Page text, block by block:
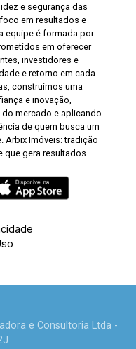
e segurança das
em resultados e
equipe é formada por
em oferecer
investidores e
e retorno em cada
construímos uma
e inovação,
mercado e aplicando
de quem busca um
Arbix Imóveis: tradição
que gera resultados.
e Consultoria Ltda -